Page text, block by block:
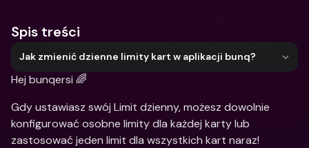
Spis treści
Jak zmienić dzienne limity kart w aplikacji bunq?
Hej bunqersi 🌈
Gdy ustawiasz swój Limit dzienny, możesz dowolnie
konfigurować osobne limity dla każdej karty lub
zastosować jeden limit dla wszystkich kart naraz!